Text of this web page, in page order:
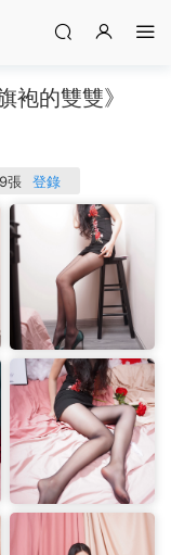
袍的雙雙》
張 登錄